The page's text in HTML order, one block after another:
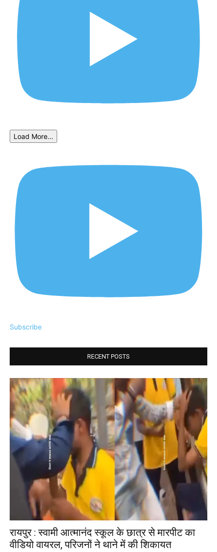
Load More...
Subscribe
RECENT POSTS
रायपुर : स्वामी आत्मानंद स्कूल के छात्र से मारपीट का
वीडियो वायरल, परिजनों ने थाने में की शिकायत